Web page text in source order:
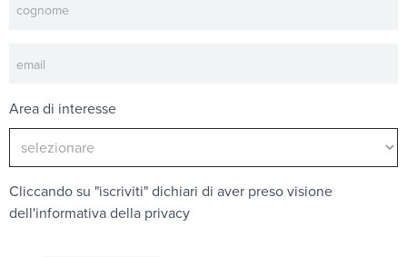
Area di interesse
Cliccando su "iscriviti" dichiari di aver preso visione
dell'informativa della privacy